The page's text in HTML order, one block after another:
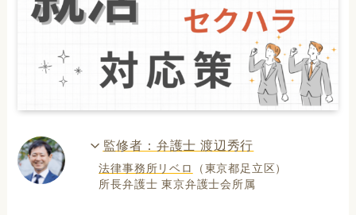
監修者：弁護士 渡辺秀行
法律事務所リベロ
（東京都足立区）
所長弁護士 東京弁護士会所属